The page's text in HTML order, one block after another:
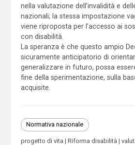
nella valutazione dell’invalidità e
nazionali; la stessa impostazione
viene riproposta per l’accesso ai
con disabilità.
La speranza è che questo ampio
sicuramente anticipatorio di
generalizzare in futuro, possa
fine della sperimentazione, sulla
acquisite.
Normativa nazionale
progetto di vita Riforma disabilità